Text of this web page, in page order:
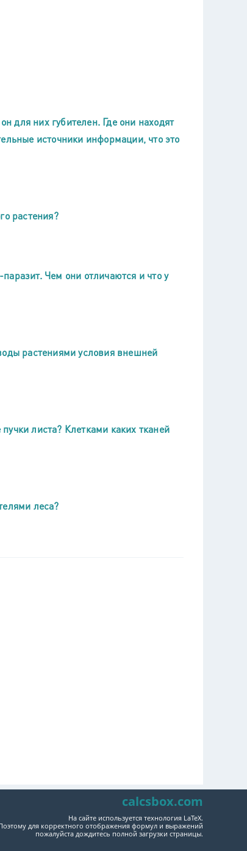
для них губителен. Где они находят
источники информации, что это
растения?
Чем они отличаются и что у
растениями условия внешней
листа? Клетками каких тканей
леса?
calcsbox.com
На сайте используется технология LaTeX.
для корректного отображения формул и выражений
пожалуйста дождитесь полной загрузки страницы.